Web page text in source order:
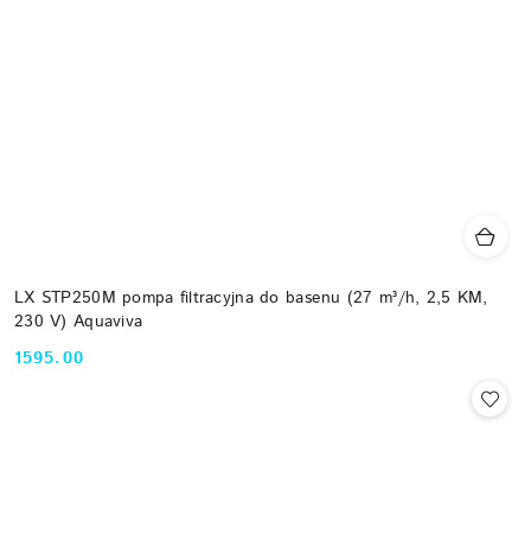
LX STP250M pompa filtracyjna do basenu (27 m³/h, 2,5 KM,
230 V) Aquaviva
Cena:
1595.00